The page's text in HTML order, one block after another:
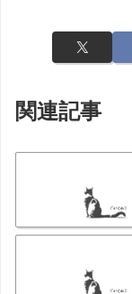
関連記事